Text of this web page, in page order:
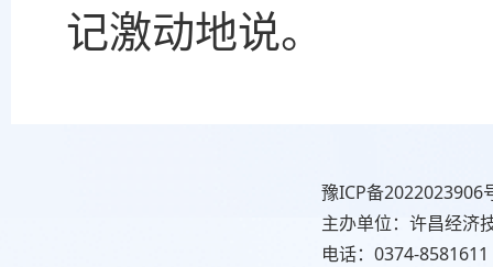
记激动地说。
豫ICP备2022023906
主办单位：许昌经济
电话：0374-